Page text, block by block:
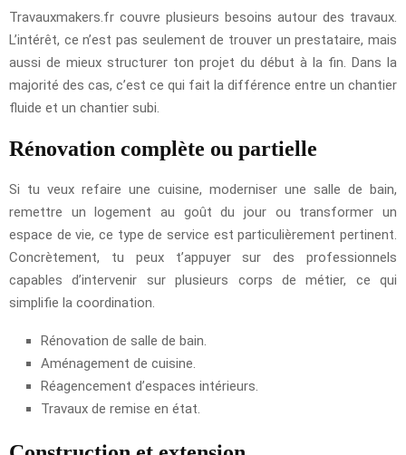
Travauxmakers.fr couvre plusieurs besoins autour des travaux.
L’intérêt, ce n’est pas seulement de trouver un prestataire, mais
aussi de mieux structurer ton projet du début à la fin. Dans la
majorité des cas, c’est ce qui fait la différence entre un chantier
fluide et un chantier subi.
Rénovation complète ou partielle
Si tu veux refaire une cuisine, moderniser une salle de bain,
remettre un logement au goût du jour ou transformer un
espace de vie, ce type de service est particulièrement pertinent.
Concrètement, tu peux t’appuyer sur des professionnels
capables d’intervenir sur plusieurs corps de métier, ce qui
simplifie la coordination.
Rénovation de salle de bain.
Aménagement de cuisine.
Réagencement d’espaces intérieurs.
Travaux de remise en état.